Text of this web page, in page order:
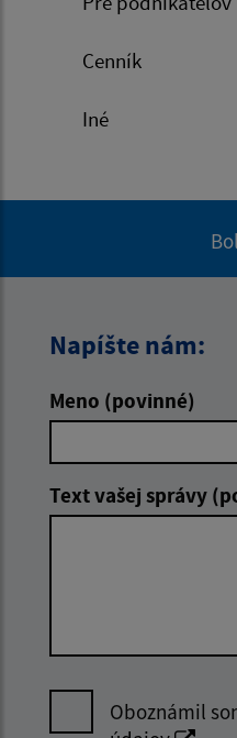
Cenník
Iné
Napíšte nám:
Meno (povinné)
Text vašej správy
Oboznámil